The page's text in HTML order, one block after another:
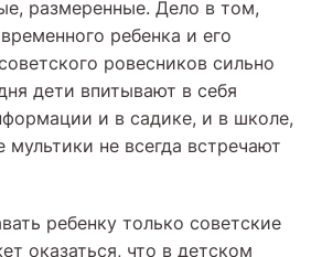
размеренные. Дело в том,
ребенка и его
ровесников сильно
дети впитывают в себя
и в садике, и в школе,
мультики не всегда встречают
ребенку только советские
оказаться, что в детском